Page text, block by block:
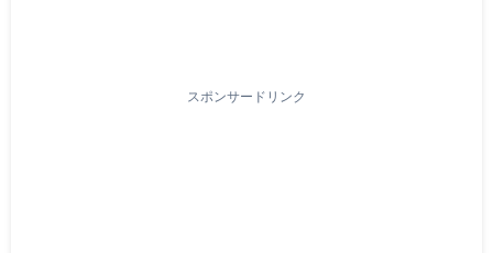
スポンサードリンク